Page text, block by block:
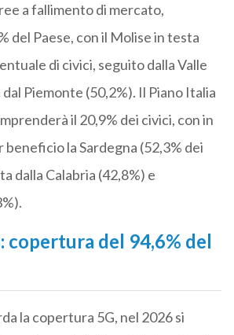
a fallimento di mercato,
del Paese, con il Molise in testa
di civici, seguito dalla Valle
dal Piemonte (50,2%). Il Piano Italia
il 20,9% dei civici, con in
la Sardegna (52,3% dei
dalla Calabria (42,8%) e
copertura del 94,6% del
la copertura 5G, nel 2026 si